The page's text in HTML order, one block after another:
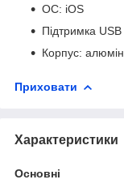
ОС: iOS
Підтримка
Корпус:
Приховати
Характеристики
Основні